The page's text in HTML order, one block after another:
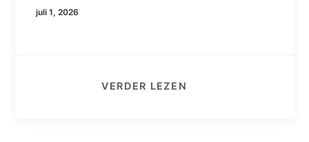
juli 1, 2026
VERDER LEZEN